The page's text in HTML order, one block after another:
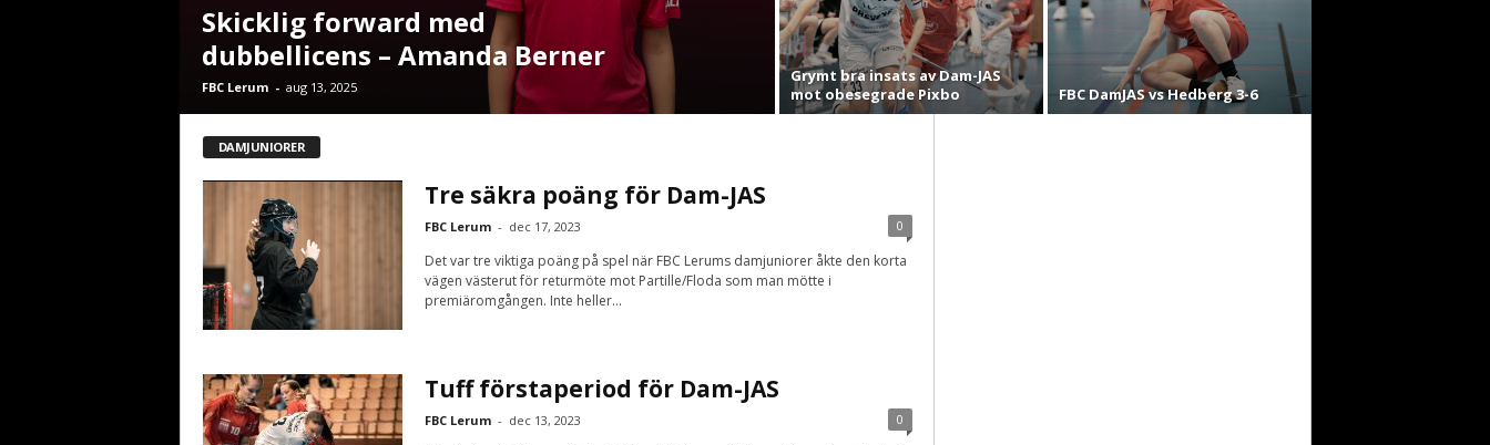
Skicklig forward med
dubbellicens – Amanda Berner
FBC Lerum - aug 13, 2025
Grymt bra insats av Dam-JAS
mot obesegrade Pixbo
FBC DamJAS vs Hedberg 3-6
DAMJUNIORER
Tre säkra poäng för Dam-JAS
FBC Lerum - dec 17, 2023 0
Det var tre viktiga poäng på spel när FBC Lerums damjuniorer åkte den korta
vägen västerut för returmöte mot Partille/Floda som man mötte i
premiäromgången. Inte heller...
Tuff förstaperiod för Dam-JAS
FBC Lerum - dec 13, 2023 0